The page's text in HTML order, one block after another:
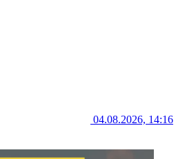
04.08.2026, 14:16